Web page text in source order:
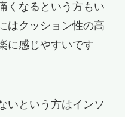
くなるという方もい
はクッション性の高
に感じやすいです
いという方はインソ